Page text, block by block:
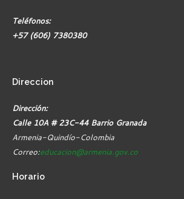
Teléfonos:
+57 (606) 7380380
Direccion
Dirección:
Calle 10A # 23C-44 Barrio Granada
Armenia-Quindío-Colombia
Correo:educacion@armenia.gov.co
Horario